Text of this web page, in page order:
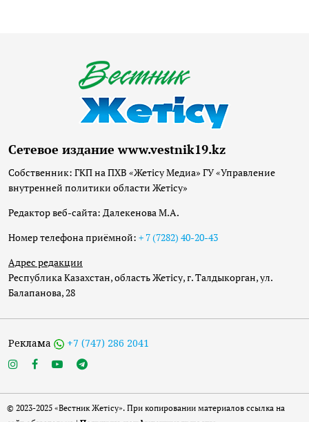
Сетевое издание www.vestnik19.kz
Собственник: ГКП на ПХВ «Жетісу Медиа» ГУ «Управление
внутренней политики области Жетісу»
Редактор веб-сайта: Далекенова М.А.
Номер телефона приёмной: + 7 (7282) 40-20-43
Адрес редакции
Республика Казахстан, область Жетісу, г. Талдыкорган, ул.
Балапанова, 28
Реклама +7 (747) 286 2041
© 2023-2025 «Вестник Жетісу». При копировании материалов ссылка на